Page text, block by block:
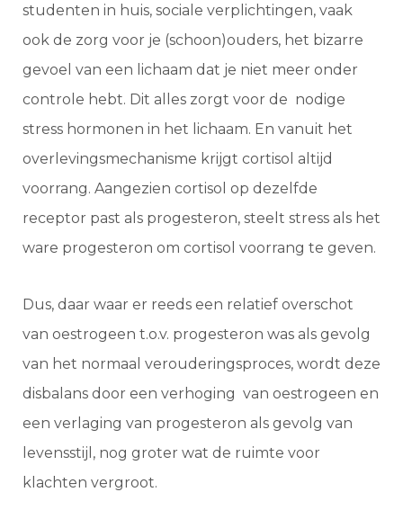
studenten in huis, sociale verplichtingen, vaak
ook de zorg voor je (schoon)ouders, het bizarre
gevoel van een lichaam dat je niet meer onder
controle hebt. Dit alles zorgt voor de nodige
stress hormonen in het lichaam. En vanuit het
overlevingsmechanisme krijgt cortisol altijd
voorrang. Aangezien cortisol op dezelfde
receptor past als progesteron, steelt stress als het
ware progesteron om cortisol voorrang te geven.
Dus, daar waar er reeds een relatief overschot
van oestrogeen t.o.v. progesteron was als gevolg
van het normaal verouderingsproces, wordt deze
disbalans door een verhoging van oestrogeen en
een verlaging van progesteron als gevolg van
levensstijl, nog groter wat de ruimte voor
klachten vergroot.